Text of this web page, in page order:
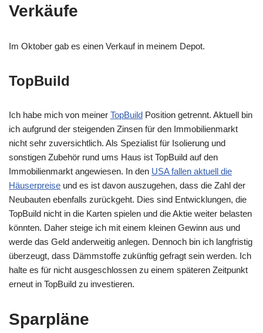
Verkäufe
Im Oktober gab es einen Verkauf in meinem Depot.
TopBuild
Ich habe mich von meiner TopBuild Position getrennt. Aktuell bin
ich aufgrund der steigenden Zinsen für den Immobilienmarkt
nicht sehr zuversichtlich. Als Spezialist für Isolierung und
sonstigen Zubehör rund ums Haus ist TopBuild auf den
Immobilienmarkt angewiesen. In den USA fallen aktuell die
Häuserpreise und es ist davon auszugehen, dass die Zahl der
Neubauten ebenfalls zurückgeht. Dies sind Entwicklungen, die
TopBuild nicht in die Karten spielen und die Aktie weiter belasten
könnten. Daher steige ich mit einem kleinen Gewinn aus und
werde das Geld anderweitig anlegen. Dennoch bin ich langfristig
überzeugt, dass Dämmstoffe zukünftig gefragt sein werden. Ich
halte es für nicht ausgeschlossen zu einem späteren Zeitpunkt
erneut in TopBuild zu investieren.
Sparpläne